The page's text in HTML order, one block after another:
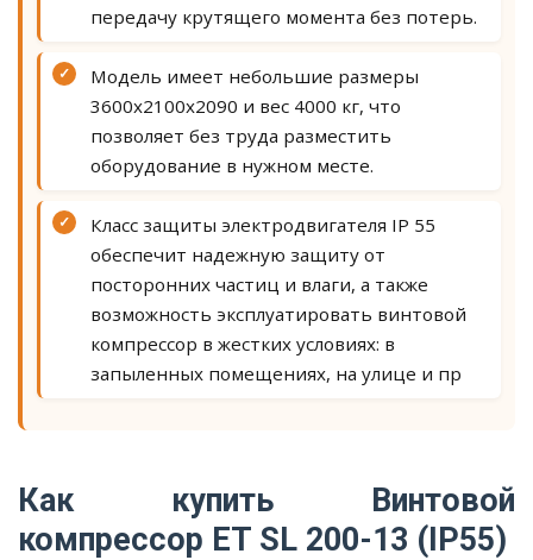
передачу крутящего момента без потерь.
✓
Модель имеет небольшие размеры
3600x2100x2090 и вес 4000 кг, что
позволяет без труда разместить
оборудование в нужном месте.
✓
Класс защиты электродвигателя IP 55
обеспечит надежную защиту от
посторонних частиц и влаги, а также
возможность эксплуатировать винтовой
компрессор в жестких условиях: в
запыленных помещениях, на улице и пр
Как купить Винтовой
компрессор ET SL 200-13 (IP55)